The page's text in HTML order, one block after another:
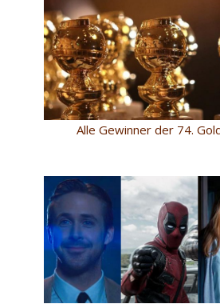
Alle Gewinner der 74.